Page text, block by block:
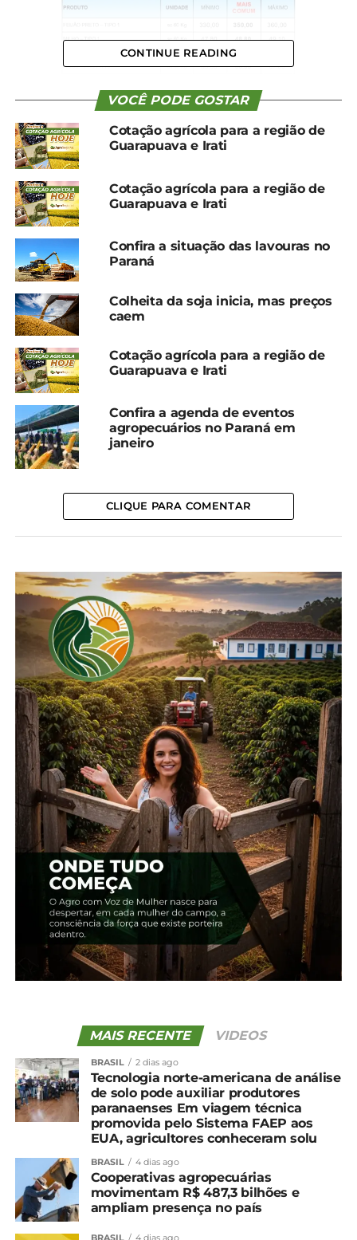
Compartilhe isso:
Relacionado
Cotação agrícola para a
região de Guarapuava e
Irati
Em "Guarapuava"
Cotação agrícola para a
Em "Guarapuava"
Cotação agrícola para a
região de Guarapuava e
5 de dezembro, 2024
Em "Guarapuava"
TÓPICOS RELACIONADOS: AGRICULTURA
AGRO
COTAÇÃO
PECUÁRIA PRODUTOR RURAL
UP NEXT
Cotação agrícola para região de Guarapuava
NÃO PERCA
Cotação agrícola para região de Guarapuava
CONTINUE READING
VOCÊ PODE GOSTAR
Cotação agrícola para a região de
Guarapuava e Irati
Cotação agrícola para a região de
Guarapuava e Irati
Confira a situação das lavouras no
Paraná
Colheita da soja inicia, mas preços
caem
Cotação agrícola para a região de
Guarapuava e Irati
Confira a agenda de eventos
agropecuários no Paraná em
janeiro
CLIQUE PARA COMENTAR
MAIS RECENTE VIDEOS
BRASIL 2 dias ago
Tecnologia norte-americana de análise
de solo pode auxiliar produtores
paranaenses Em viagem técnica
promovida pelo Sistema FAEP aos
EUA, agricultores conheceram solu
BRASIL 4 dias ago
Cooperativas agropecuárias
movimentam R$ 487,3 bilhões e
ampliam presença no país
BRASIL 4 dias ago